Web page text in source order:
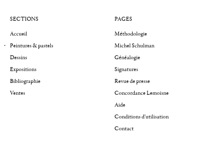
SECTIONS
Accueil
Peintures & pastels
Dessins
Expositions
Bibliographie
Ventes
PAGES
Méthodologie
Michel Schulman
Généalogie
Signatures
Revue de presse
Concordance Lemoisne
Aide
Conditions d'utilisation
Contact